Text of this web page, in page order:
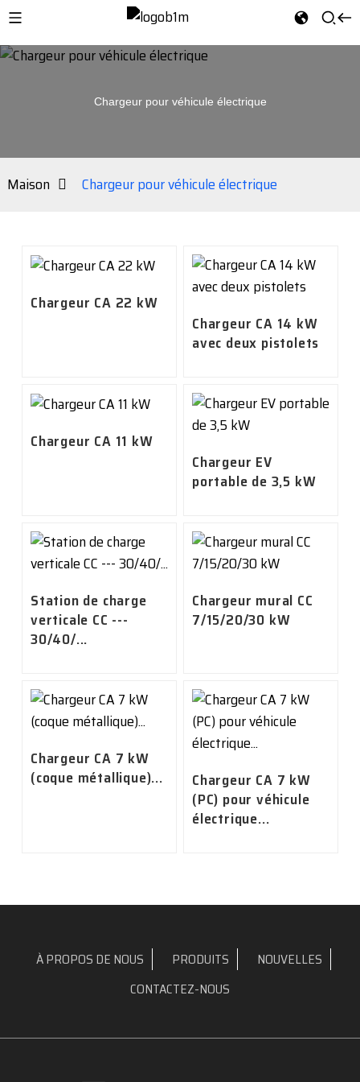
Chargeur pour véhicule électrique
Maison Chargeur pour véhicule électrique
Chargeur CA 22 kW
Chargeur CA 14 kW
avec deux pistolets
Chargeur CA 11 kW
Chargeur EV
portable de 3,5 kW
Station de charge
verticale CC ---
30/40/...
Chargeur mural CC
7/15/20/30 kW
Chargeur CA 7 kW
(coque métallique)...
Chargeur CA 7 kW
(PC) pour véhicule
électrique...
À PROPOS DE NOUS PRODUITS
NOUVELLES
CONTACTEZ-NOUS